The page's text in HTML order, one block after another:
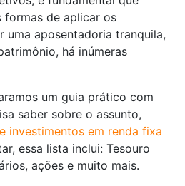
formas de aplicar os
uma aposentadoria tranquila,
há inúmeras
um guia prático com
saber sobre o assunto,
investimentos em renda fixa
essa lista inclui: Tesouro
ações e muito mais.